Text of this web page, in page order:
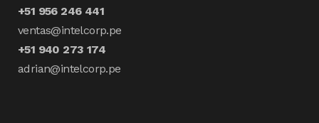
+51 956 246 441
ventas@intelcorp.pe
+51 940 273 174
adrian@intelcorp.pe